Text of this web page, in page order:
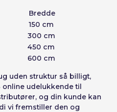
Bredde
150 cm
300 cm
450 cm
600 cm
uden struktur så billigt,
udelukkende til
og din kunde kan
vi fremstiller den og